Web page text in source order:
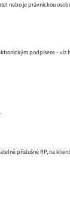
nebo je právnickou
podpisem – viz
příslušné RP, na